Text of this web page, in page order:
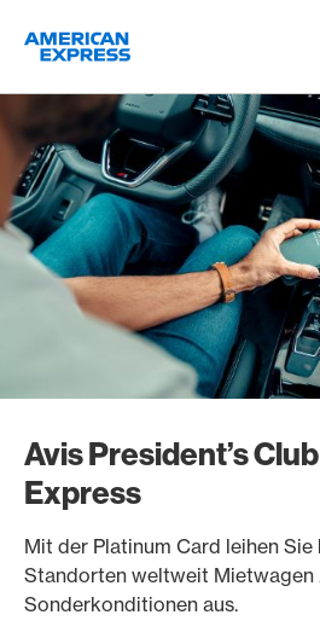
Logo
Avis President’s
Express
Mit der Platinum Card leihen Sie
Standorten weltweit Mietwagen
Sonderkonditionen aus.